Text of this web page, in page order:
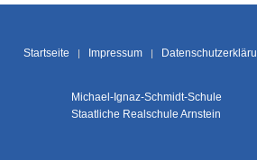
Startseite Impressum
Michael-Ignaz-Schmidt-Schule
Staatliche Realschule Arnstein